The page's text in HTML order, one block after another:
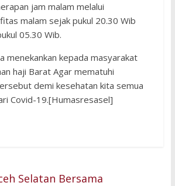
jam malam melalui
malam sejak pukul 20.30 Wib
05.30 Wib.
menekankan kepada masyarakat
haji Barat Agar mematuhi
demi kesehatan kita semua
Covid-19.[Humasresasel]
Selatan Bersama